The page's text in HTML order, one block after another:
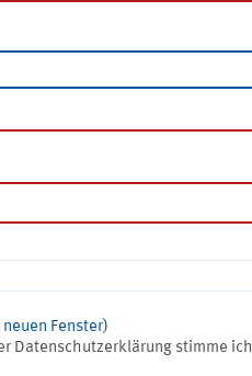
Fenster)
Datenschutzerklärung stimme ich